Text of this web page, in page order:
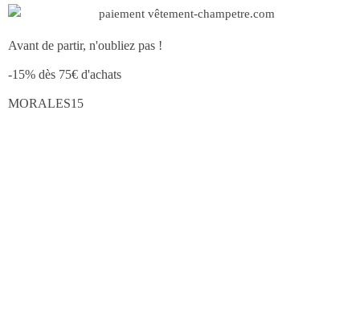
Avant de partir, n'oubliez pas !
-15% dès 75€ d'achats
MORALES15